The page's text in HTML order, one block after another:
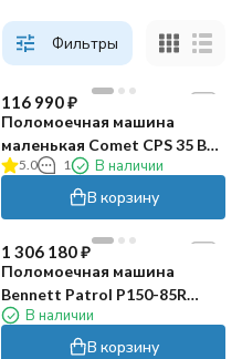
Фильтры
116 990₽
Поломоечная машина
маленькая Comet CPS 35 BX
Li 5.0 1 В наличии
В корзину
1 306 180₽
Поломоечная машина
Bennett Patrol P150-85R
(200Ач Li)
В наличии
В корзину